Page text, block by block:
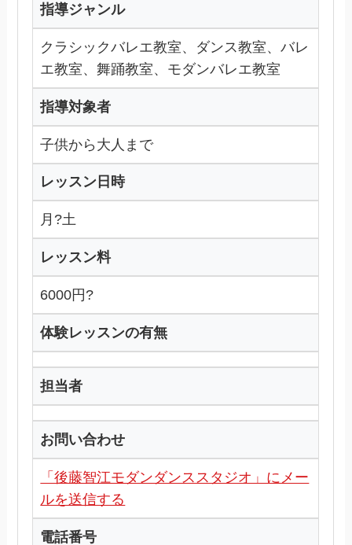
指導ジャンル
クラシックバレエ教室、ダンス教室、バレ
エ教室、舞踊教室、モダンバレエ教室
指導対象者
子供から大人まで
レッスン日時
月?土
レッスン料
6000円?
体験レッスンの有無
担当者
お問い合わせ
「後藤智江モダンダンススタジオ」にメー
ルを送信する
電話番号